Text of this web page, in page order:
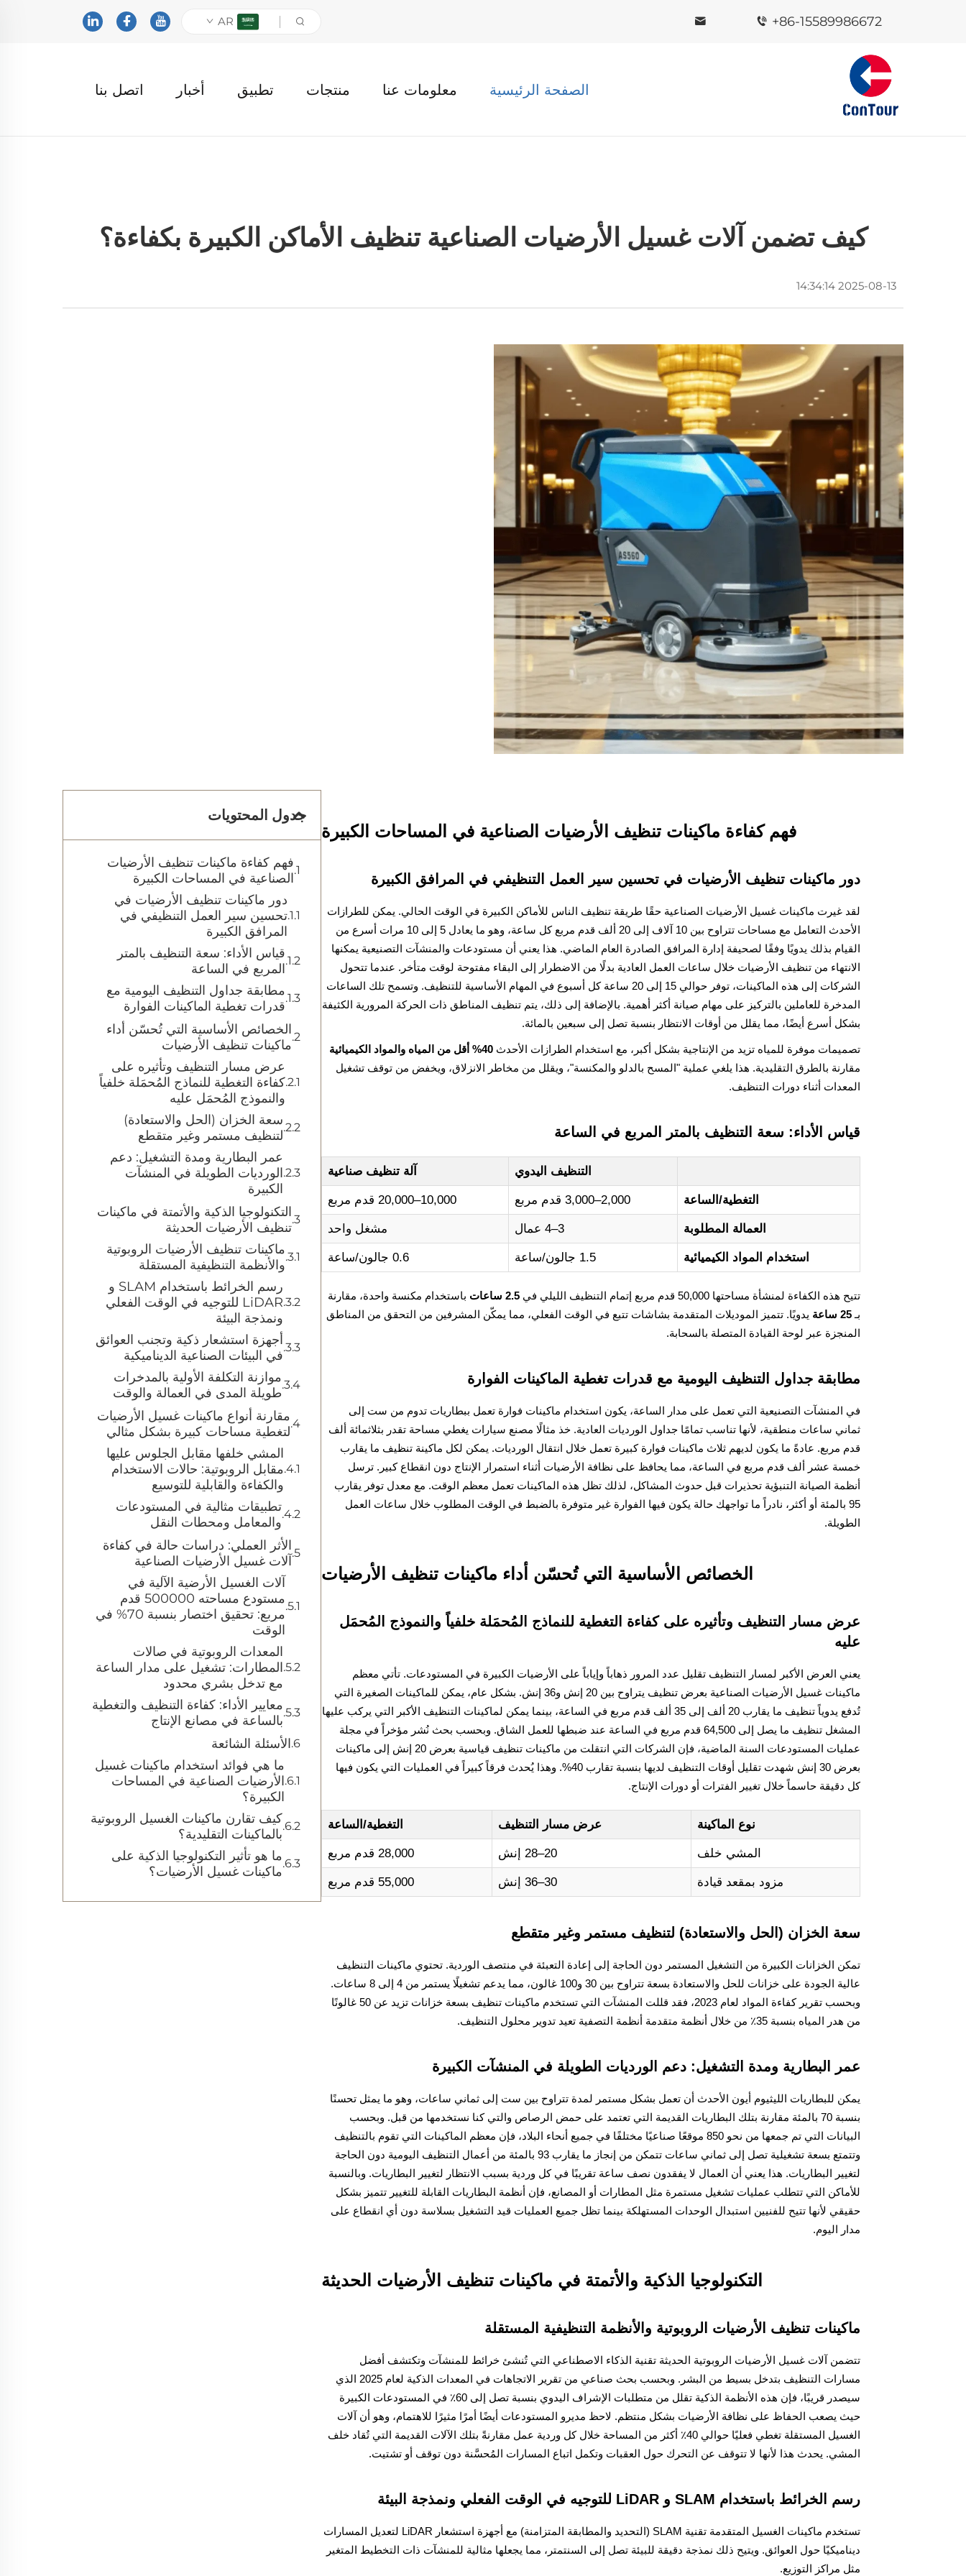
+86-15589986672
AR
الصفحة الرئيسية معلومات عنا منتجات تطبيق أخبار اتصل بنا
كيف تضمن آلات غسيل الأرضيات الصناعية تنظيف الأماكن الكبيرة بكفاءة؟
2025-08-13 14:34:14
فهم كفاءة ماكينات تنظيف الأرضيات الصناعية في المساحات الكبيرة
دور ماكينات تنظيف الأرضيات في تحسين سير العمل التنظيفي في المرافق الكبيرة
لقد غيرت ماكينات غسيل الأرضيات الصناعية حقًا طريقة تنظيف الناس للأماكن الكبيرة في الوقت الحالي. يمكن للطرازات
الأحدث التعامل مع مساحات تتراوح بين 10 آلاف إلى 20 ألف قدم مربع كل ساعة، وهو ما يعادل 5 إلى 10 مرات أسرع من
القيام بذلك يدويًا وفقًا لصحيفة إدارة المرافق الصادرة العام الماضي. هذا يعني أن مستودعات والمنشآت التصنيعية يمكنها
الانتهاء من تنظيف الأرضيات خلال ساعات العمل العادية بدلًا من الاضطرار إلى البقاء مفتوحة لوقت متأخر. عندما تتحول
الشركات إلى هذه الماكينات، توفر حوالي 15 إلى 20 ساعة كل أسبوع في المهام الأساسية للتنظيف. وتسمح تلك الساعات
المدخرة للعاملين بالتركيز على مهام صيانة أكثر أهمية. بالإضافة إلى ذلك، يتم تنظيف المناطق ذات الحركة المرورية الكثيفة
بشكل أسرع أيضًا، مما يقلل من أوقات الانتظار بنسبة تصل إلى سبعين بالمائة.
تصميمات موفرة للمياه تزيد من الإنتاجية بشكل أكبر، مع استخدام الطرازات الأحدث 40% أقل من المياه والمواد الكيميائية
مقارنة بالطرق التقليدية. هذا يلغي عملية "المسح بالدلو والمكنسة"، ويقلل من مخاطر الانزلاق، ويخفض من توقف تشغيل
المعدات أثناء دورات التنظيف.
قياس الأداء: سعة التنظيف بالمتر المربع في الساعة
التنظيف اليدوي آلة تنظيف صناعية
التغطية/الساعة 2,000–3,000 قدم مربع 10,000–20,000 قدم مربع
العمالة المطلوبة 3–4 عمال مشغل واحد
استخدام المواد الكيميائية 1.5 جالون/ساعة 0.6 جالون/ساعة
تتيح هذه الكفاءة لمنشأة مساحتها 50,000 قدم مربع إتمام التنظيف الليلي في 2.5 ساعات
باستخدام مكنسة واحدة، مقارنة
بـ 25 ساعة
يدويًا. تتميز الموديلات المتقدمة بشاشات تتبع في الوقت الفعلي، مما يمكّن المشرفين من التحقق من المناطق
المنجزة عبر لوحة القيادة المتصلة بالسحابة.
مطابقة جداول التنظيف اليومية مع قدرات تغطية الماكينات الفوارة
في المنشآت التصنيعية التي تعمل على مدار الساعة، يكون استخدام ماكينات فوارة تعمل ببطاريات تدوم من ست إلى
ثماني ساعات منطقية، لأنها تناسب تمامًا جداول الورديات العادية. خذ مثالًا مصنع سيارات يغطي مساحة تقدر بثلاثمائة ألف
قدم مربع. عادةً ما يكون لديهم ثلاث ماكينات فوارة كبيرة تعمل خلال انتقال الورديات. يمكن لكل ماكينة تنظيف ما يقارب
خمسة عشر ألف قدم مربع في الساعة، مما يحافظ على نظافة الأرضيات أثناء استمرار الإنتاج دون انقطاع كبير. ترسل
أنظمة الصيانة التنبؤية تحذيرات قبل حدوث المشاكل، لذلك تظل هذه الماكينات تعمل معظم الوقت. مع معدل توفر يقارب
95 بالمئة أو أكثر، نادراً ما تواجهك حالة يكون فيها الفوارة غير متوفرة بالضبط في الوقت المطلوب خلال ساعات العمل
الطويلة.
الخصائص الأساسية التي تُحسّن أداء ماكينات تنظيف الأرضيات
عرض مسار التنظيف وتأثيره على كفاءة التغطية للنماذج المُحمَلة خلفياً والنموذج المُحمَل
عليه
يعني العرض الأكبر لمسار التنظيف تقليل عدد المرور ذهاباً وإياباً على الأرضيات الكبيرة في المستودعات. تأتي معظم
ماكينات غسيل الأرضيات الصناعية بعرض تنظيف يتراوح بين 20 إنش و36 إنش. بشكل عام، يمكن للماكينات الصغيرة التي
تُدفع يدوياً تنظيف ما يقارب 20 ألف إلى 35 ألف قدم مربع في الساعة، بينما يمكن لماكينات التنظيف الأكبر التي يركب عليها
المشغل تنظيف ما يصل إلى 64,500 قدم مربع في الساعة عند ضبطها للعمل الشاق. وبحسب بحث نُشر مؤخراً في مجلة
عمليات المستودعات السنة الماضية، فإن الشركات التي انتقلت من ماكينات تنظيف قياسية بعرض 20 إنش إلى ماكينات
بعرض 30 إنش شهدت تقليل أوقات التنظيف لديها بنسبة تقارب 40%. وهذا يُحدث فرقاً كبيراً في العمليات التي يكون فيها
كل دقيقة حاسماً خلال تغيير الفترات أو دورات الإنتاج.
نوع الماكينة عرض مسار التنظيف التغطية/الساعة
المشي خلف 20–28 إنش 28,000 قدم مربع
مزود بمقعد قيادة 30–36 إنش 55,000 قدم مربع
سعة الخزان (الحل والاستعادة) لتنظيف مستمر وغير متقطع
تمكن الخزانات الكبيرة من التشغيل المستمر دون الحاجة إلى إعادة التعبئة في منتصف الوردية. تحتوي ماكينات التنظيف
عالية الجودة على خزانات للحل والاستعادة بسعة تتراوح بين 30 و100 غالون، مما يدعم تشغيلًا يستمر من 4 إلى 8 ساعات.
وبحسب تقرير كفاءة المواد لعام 2023، فقد قللت المنشآت التي تستخدم ماكينات تنظيف بسعة خزانات تزيد عن 50 غالونًا
من هدر المياه بنسبة 35٪ من خلال أنظمة متقدمة
أنظمة التصفية تعيد تدوير محلول التنظيف.
عمر البطارية ومدة التشغيل: دعم الورديات الطويلة في المنشآت الكبيرة
يمكن للبطاريات الليثيوم أيون الأحدث أن تعمل بشكل مستمر لمدة تتراوح بين ست إلى ثماني ساعات، وهو ما يمثل تحسنًا
بنسبة 70 بالمئة مقارنة بتلك البطاريات القديمة التي تعتمد على حمض الرصاص والتي كنا نستخدمها من قبل. وبحسب
البيانات التي تم جمعها من نحو 850 موقعًا صناعيًا مختلفًا في جميع أنحاء البلاد، فإن معظم الماكينات التي تقوم بالتنظيف
وتتمتع بسعة تشغيلية تصل إلى ثماني ساعات تتمكن من إنجاز ما يقارب 93 بالمئة من أعمال التنظيف اليومية دون الحاجة
لتغيير البطاريات. هذا يعني أن العمال لا يفقدون نصف ساعة تقريبًا في كل وردية بسبب الانتظار لتغيير البطاريات. وبالنسبة
للأماكن التي تتطلب عمليات تشغيل مستمرة مثل المطارات أو المصانع، فإن أنظمة البطاريات القابلة للتغيير تتميز بشكل
حقيقي لأنها تتيح للفنيين استبدال الوحدات المستهلكة بينما تظل جميع العمليات قيد التشغيل بسلاسة دون أي انقطاع على
مدار اليوم.
التكنولوجيا الذكية والأتمتة في ماكينات تنظيف الأرضيات الحديثة
ماكينات تنظيف الأرضيات الروبوتية والأنظمة التنظيفية المستقلة
تتضمن آلات غسيل الأرضيات الروبوتية الحديثة تقنية الذكاء الاصطناعي التي تُنشئ خرائط للمنشآت وتكتشف أفضل
مسارات التنظيف بتدخل بسيط من البشر. وبحسب بحث صناعي من تقرير الاتجاهات في المعدات الذكية لعام 2025 الذي
سيصدر قريبًا، فإن هذه الأنظمة الذكية تقلل من متطلبات الإشراف اليدوي بنسبة تصل إلى 60٪ في المستودعات الكبيرة
حيث يصعب الحفاظ على نظافة الأرضيات بشكل منتظم. لاحظ مديرو المستودعات أيضًا أمرًا مثيرًا للاهتمام، وهو أن آلات
الغسيل المستقلة تغطي فعليًا حوالي 40٪ أكثر من المساحة خلال كل وردية عمل مقارنةً بتلك الآلات القديمة التي تُقاد خلف
المشي. يحدث هذا لأنها لا تتوقف عن التحرك حول العقبات وتكمل اتباع المسارات المُحسَّنة دون توقف أو تشتيت.
رسم الخرائط باستخدام SLAM و LiDAR للتوجيه في الوقت الفعلي ونمذجة البيئة
تستخدم ماكينات الغسيل المتقدمة تقنية SLAM (التحديد والمطابقة المتزامنة) مع أجهزة استشعار LiDAR لتعديل المسارات
ديناميكيًا حول العوائق. ويتيح ذلك نمذجة دقيقة للبيئة تصل إلى السنتمتر، مما يجعلها مثالية للمنشآت ذات التخطيط المتغير
مثل مراكز التوزيع.
جدول المحتويات
فهم كفاءة ماكينات تنظيف الأرضيات
الصناعية في المساحات الكبيرة
دور ماكينات تنظيف الأرضيات في
تحسين سير العمل التنظيفي في
المرافق الكبيرة
قياس الأداء: سعة التنظيف بالمتر
المربع في الساعة
مطابقة جداول التنظيف اليومية مع
قدرات تغطية الماكينات الفوارة
الخصائص الأساسية التي تُحسّن أداء
ماكينات تنظيف الأرضيات
عرض مسار التنظيف وتأثيره على
كفاءة التغطية للنماذج المُحمَلة خلفياً
والنموذج المُحمَل عليه
سعة الخزان (الحل والاستعادة)
لتنظيف مستمر وغير متقطع
عمر البطارية ومدة التشغيل: دعم
الورديات الطويلة في المنشآت
الكبيرة
التكنولوجيا الذكية والأتمتة في ماكينات
تنظيف الأرضيات الحديثة
ماكينات تنظيف الأرضيات الروبوتية
والأنظمة التنظيفية المستقلة
رسم الخرائط باستخدام SLAM و
LiDAR للتوجيه في الوقت الفعلي
ونمذجة البيئة
أجهزة استشعار ذكية وتجنب العوائق
في البيئات الصناعية الديناميكية
موازنة التكلفة الأولية بالمدخرات
طويلة المدى في العمالة والوقت
مقارنة أنواع ماكينات غسيل الأرضيات
لتغطية مساحات كبيرة بشكل مثالي
المشي خلفها مقابل الجلوس عليها
مقابل الروبوتية: حالات الاستخدام
والكفاءة والقابلية للتوسيع
تطبيقات مثالية في المستودعات
والمعامل ومحطات النقل
الأثر العملي: دراسات حالة في كفاءة
آلات غسيل الأرضيات الصناعية
آلات الغسيل الأرضية الآلية في
مستودع مساحته 500000 قدم
مربع: تحقيق اختصار بنسبة 70% في
الوقت
المعدات الروبوتية في صالات
المطارات: تشغيل على مدار الساعة
مع تدخل بشري محدود
معايير الأداء: كفاءة التنظيف والتغطية
بالساعة في مصانع الإنتاج
الأسئلة الشائعة
ما هي فوائد استخدام ماكينات غسيل
الأرضيات الصناعية في المساحات
الكبيرة؟
كيف تقارن ماكينات الغسيل الروبوتية
بالماكينات التقليدية؟
ما هو تأثير التكنولوجيا الذكية على
ماكينات غسيل الأرضيات؟